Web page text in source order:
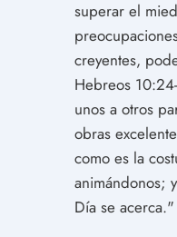
superar el
creyentes,
Hebreos
unos a otros
obras
como es la
animándonos;
Día se acerca."